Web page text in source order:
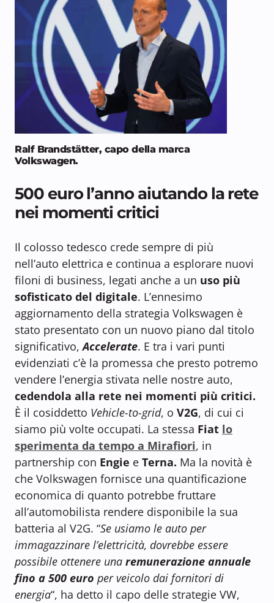
Ralf Brandstätter, capo della marca
Volkswagen.
500 euro l’anno aiutando la rete
nei momenti critici
Il colosso tedesco crede sempre di più
nell’auto elettrica e continua a esplorare nuovi
filoni di business, legati anche a un uso più
sofisticato del digitale. L’ennesimo
aggiornamento della strategia Volkswagen è
stato presentato con un nuovo piano dal titolo
significativo,Accelerate. E tra i vari punti
evidenziati c’è la promessa che presto potremo
vendere l’energia stivata nelle nostre auto,
cedendola alla rete nei momenti più critici.
È il cosiddetto Vehicle-to-grid, o V2G, di cui ci
siamo più volte occupati. La stessa Fiat lo
sperimenta da tempo a Mirafiori, in
partnership con Engie e Terna. Ma la novità è
che Volkswagen fornisce una quantificazione
economica di quanto potrebbe fruttare
all’automobilista rendere disponibile la sua
batteria al V2G. “Se usiamo le auto per
immagazzinare l’elettricità, dovrebbe essere
possibile ottenere una remunerazione annuale
fino a 500 euro per veicolo dai fornitori di
energia“, ha detto il capo delle strategie VW,